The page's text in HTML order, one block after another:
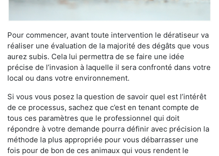
Pour commencer, avant toute intervention le dératiseur va
réaliser une évaluation de la majorité des dégâts que vous
aurez subis. Cela lui permettra de se faire une idée
précise de l’invasion à laquelle il sera confronté dans votre
local ou dans votre environnement.
Si vous vous posez la question de savoir quel est l’intérêt
de ce processus, sachez que c’est en tenant compte de
tous ces paramètres que le professionnel qui doit
répondre à votre demande pourra définir avec précision la
méthode la plus appropriée pour vous débarrasser une
fois pour de bon de ces animaux qui vous rendent le